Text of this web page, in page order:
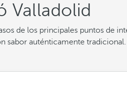
Valladolid
de los principales puntos de
sabor auténticamente